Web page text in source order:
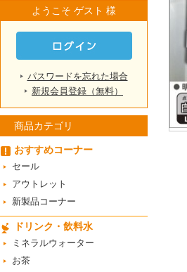
ようこそ ゲスト 様
パスワードを忘れた場合
新規会員登録（無料）
商品カテゴリ
おすすめコーナー
セール
アウトレット
新製品コーナー
ドリンク・飲料水
ミネラルウォーター
お茶